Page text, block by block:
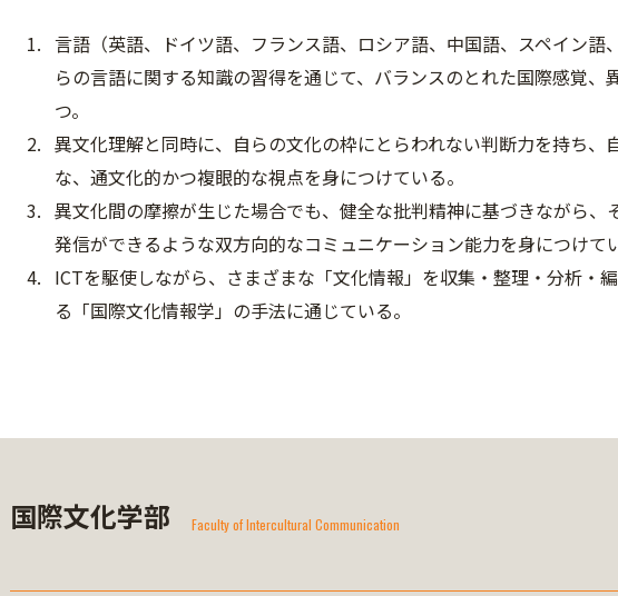
言語（英語、ドイツ語、フランス語、ロシア語、中国語、スペイン
らの言語に関する知識の習得を通じて、バランスのとれた国際感覚
つ。
異文化理解と同時に、自らの文化の枠にとらわれない判断力を持ち
な、通文化的かつ複眼的な視点を身につけている。
異文化間の摩擦が生じた場合でも、健全な批判精神に基づきながら
発信ができるような双方向的なコミュニケーション能力を身につけて
ICTを駆使しながら、さまざまな「文化情報」を収集・整理・分析・
る「国際文化情報学」の手法に通じている。
国際文化学部 Faculty of Intercultural Communication